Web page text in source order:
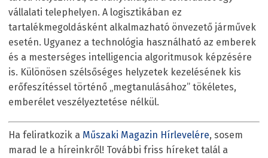
vállalati telephelyen. A logisztikában ez
tartalékmegoldásként alkalmazható önvezető járművek
esetén. Ugyanez a technológia használható az emberek
és a mesterséges intelligencia algoritmusok képzésére
is. Különösen szélsőséges helyzetek kezelésének kis
erőfeszítéssel történő „megtanulásához” tökéletes,
emberélet veszélyeztetése nélkül.
Ha feliratkozik a Műszaki Magazin Hírlevelére, sosem
marad le a híreinkről! További friss híreket talál a